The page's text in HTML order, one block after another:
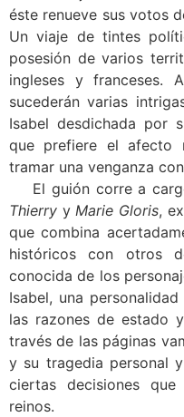
éste renueve sus votos
Un viaje de tintes
posesión de varios
ingleses y franceses.
sucederán varias
Isabel desdichada por
que prefiere el afecto
tramar una venganza
El guión corre a
Thierry yMarie Gloris,
que combina
históricos con otros
conocida de los
Isabel, una
las razones de estado
través de las páginas
y su tragedia personal
ciertas decisiones
reinos.